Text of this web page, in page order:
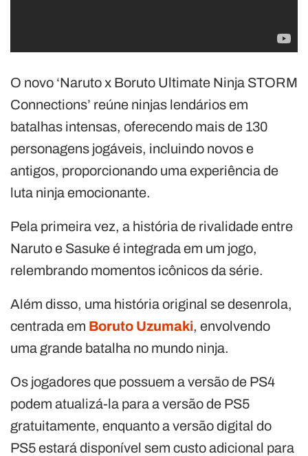
O novo ‘Naruto x Boruto Ultimate Ninja STORM
Connections’ reúne ninjas lendários em
batalhas intensas, oferecendo mais de 130
personagens jogáveis, incluindo novos e
antigos, proporcionando uma experiência de
luta ninja emocionante.
Pela primeira vez, a história de rivalidade entre
Naruto e Sasuke é integrada em um jogo,
relembrando momentos icônicos da série.
Além disso, uma história original se desenrola,
centrada em Boruto Uzumaki, envolvendo
uma grande batalha no mundo ninja.
Os jogadores que possuem a versão de PS4
podem atualizá-la para a versão de PS5
gratuitamente, enquanto a versão digital do
PS5 estará disponível sem custo adicional para